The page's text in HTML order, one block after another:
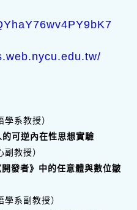
系教授）
的可逆內在性思想實驗
教授）
開發者》中的任意體與數位皺
系副教授）